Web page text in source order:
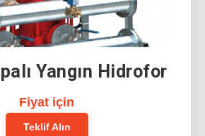
Yangın Hidrofor
Fiyat için
Teklif Alın